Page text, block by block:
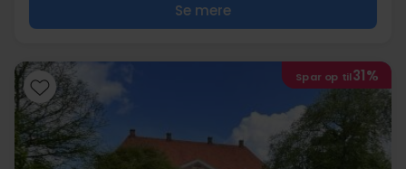
Se mere
Spar op til31%